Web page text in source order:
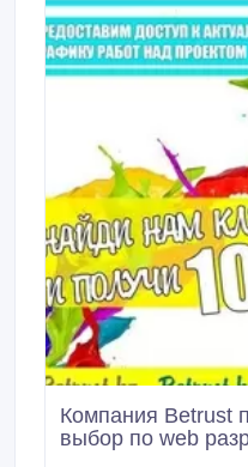
Компания Betrust
выбор по web